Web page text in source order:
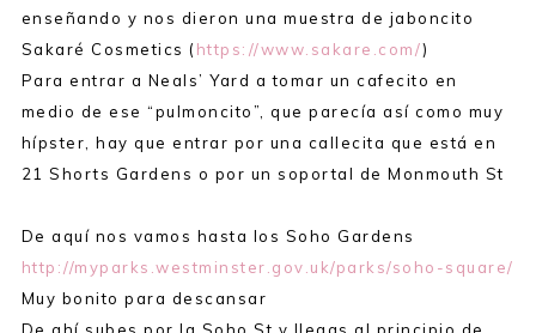
enseñando y nos dieron una muestra de jaboncito
Sakaré Cosmetics ( https://www.sakare.com/)
Para entrar a Neals’ Yard a tomar un cafecito en
medio de ese “pulmoncito”, que parecía así como muy
hípster, hay que entrar por una callecita que está en
21 Shorts Gardens o por un soportal de Monmouth St
De aquí nos vamos hasta los Soho Gardens
http://myparks.westminster.gov.uk/parks/soho-square/
Muy bonito para descansar